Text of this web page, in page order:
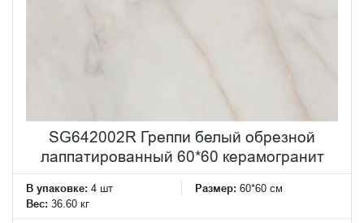
SG642002R Греппи белый обрезной
лаппатированный 60*60 керамогранит
В упаковке: 4 шт Размер: 60*60 см
Вес: 36.60 кг